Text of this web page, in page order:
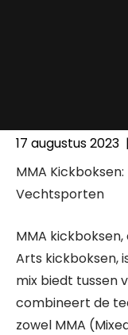
17 augustus 2023 |
MMA
Vechtsporten
MMA
Arts kickboksen,
mix biedt tussen
combineert de
zowel MMA